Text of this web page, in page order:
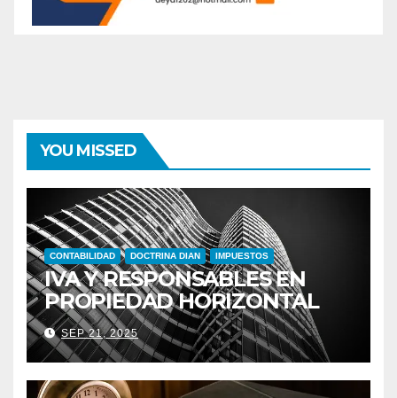
YOU MISSED
CONTABILIDAD DOCTRINA DIAN IMPUESTOS
IVA Y RESPONSABLES EN
PROPIEDAD HORIZONTAL
SEP 21, 2025